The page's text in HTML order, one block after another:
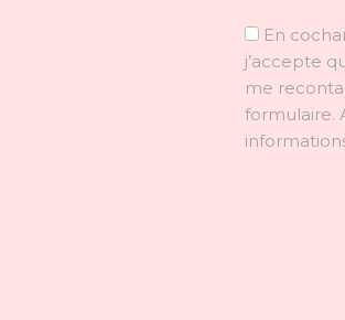
En
j’accepte
me
formulaire.